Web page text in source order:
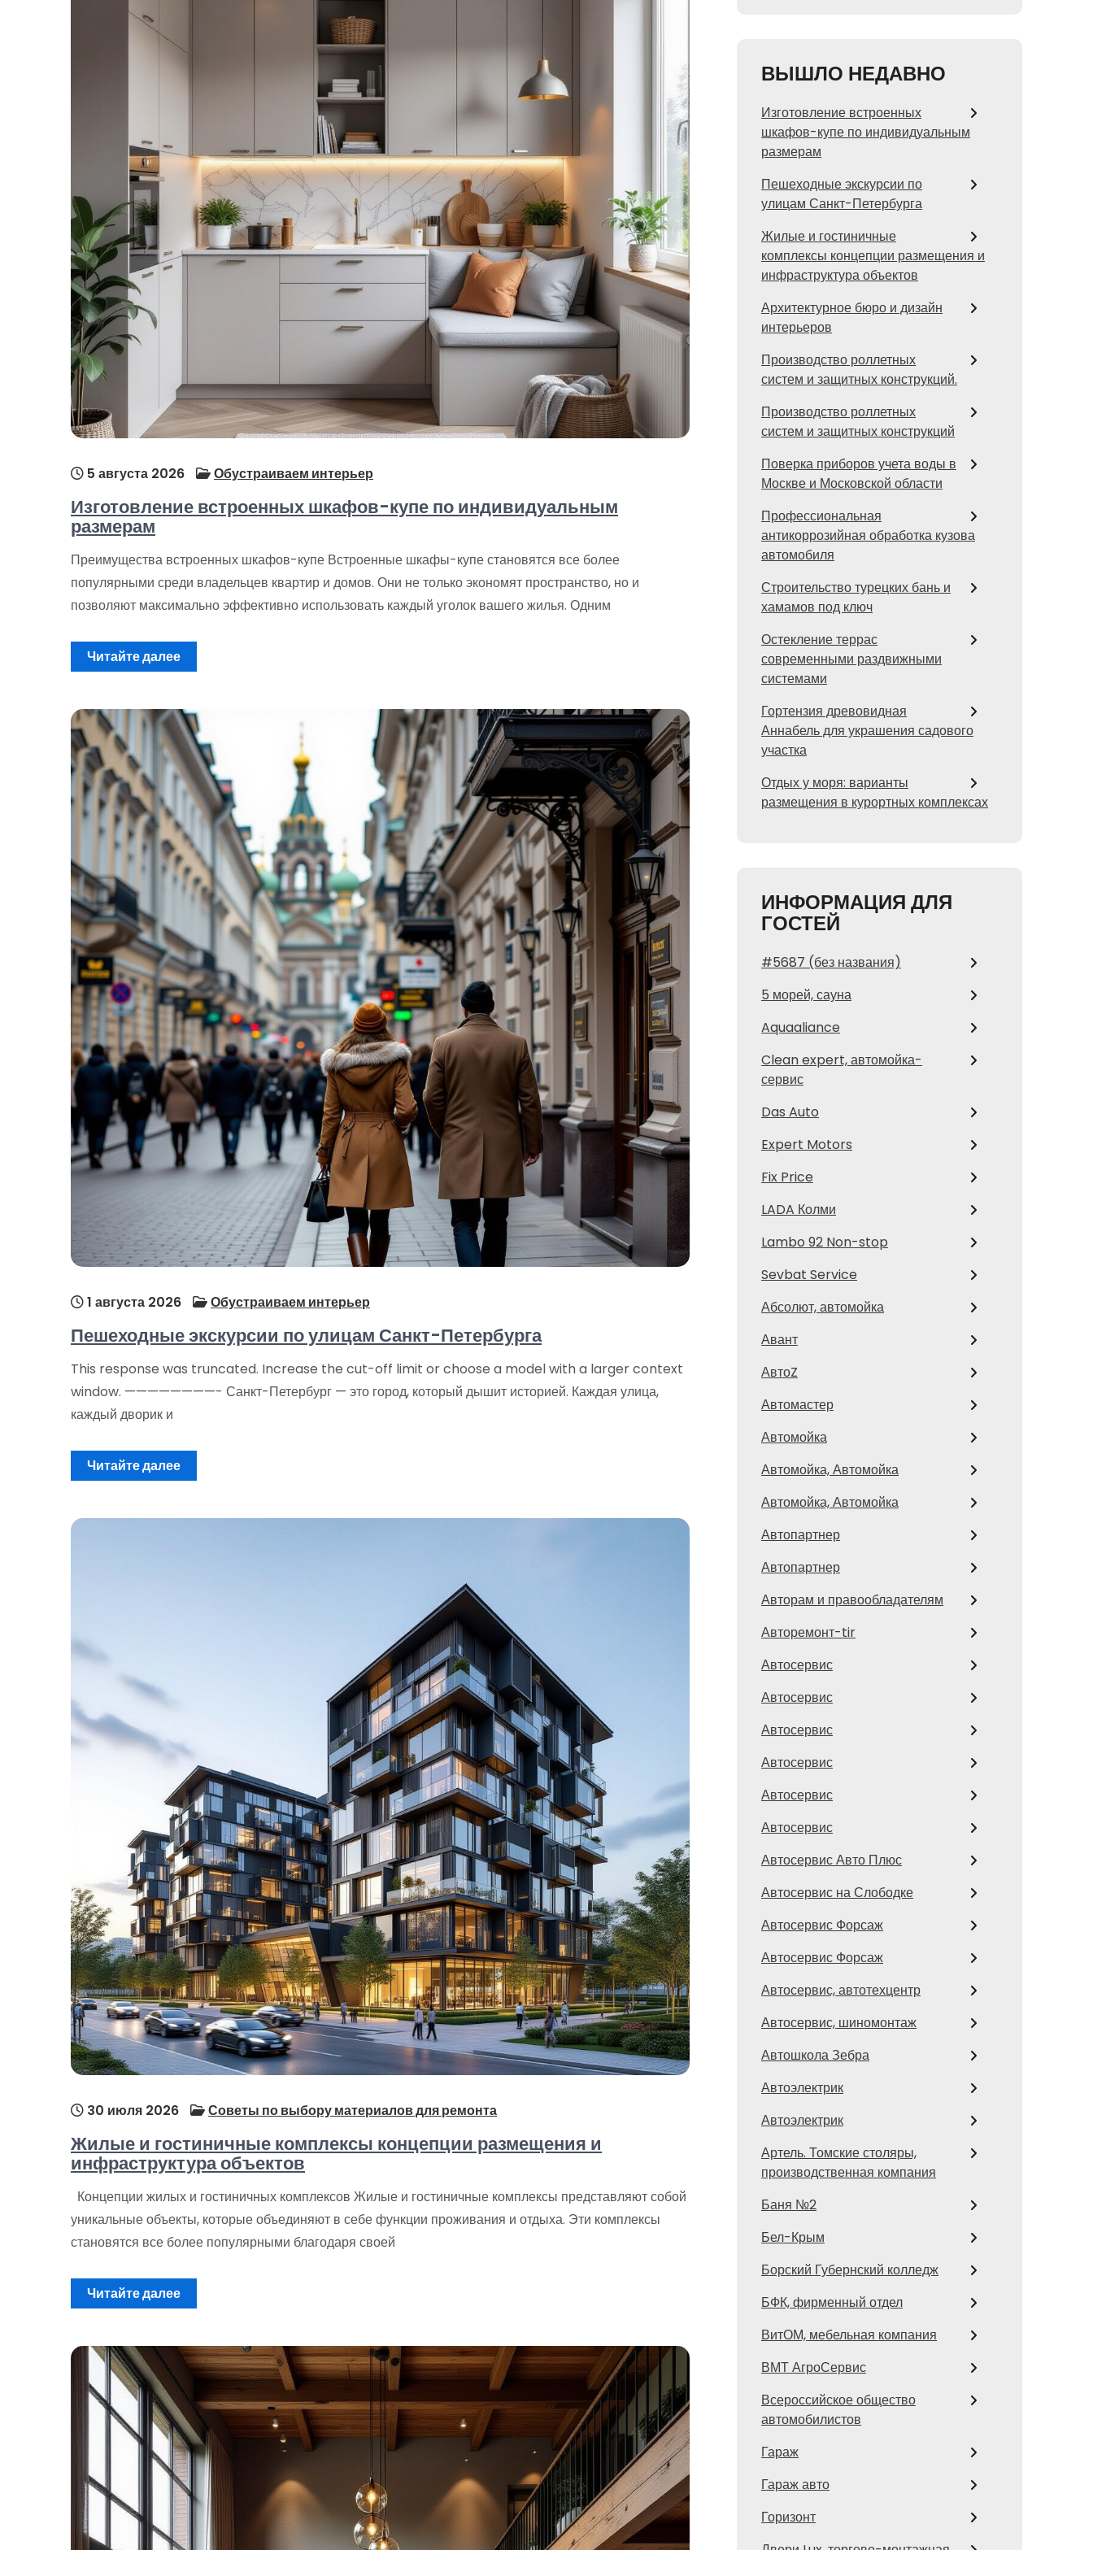
5 августа 2026 Обустраиваем интерьер
Изготовление встроенных шкафов-купе по индивидуальным
размерам
Преимущества встроенных шкафов-купе Встроенные шкафы-купе становятся все более
популярными среди владельцев квартир и домов. Они не только экономят пространство, но и
позволяют максимально эффективно использовать каждый уголок вашего жилья. Одним
Читайте далее
1 августа 2026 Обустраиваем интерьер
Пешеходные экскурсии по улицам Санкт-Петербурга
This response was truncated. Increase the cut-off limit or choose a model with a larger context
window. ————————- Санкт-Петербург — это город, который дышит историей. Каждая улица,
каждый дворик и
Читайте далее
30 июля 2026 Советы по выбору материалов для ремонта
Жилые и гостиничные комплексы концепции размещения и
инфраструктура объектов
Концепции жилых и гостиничных комплексов Жилые и гостиничные комплексы представляют собой
уникальные объекты, которые объединяют в себе функции проживания и отдыха. Эти комплексы
становятся все более популярными благодаря своей
Читайте далее
ВЫШЛО НЕДАВНО
Изготовление встроенных
шкафов-купе по индивидуальным
размерам
Пешеходные экскурсии по
улицам Санкт-Петербурга
Жилые и гостиничные
комплексы концепции размещения и
инфраструктура объектов
Архитектурное бюро и дизайн
интерьеров
Производство роллетных
систем и защитных конструкций.
Производство роллетных
систем и защитных конструкций
Поверка приборов учета воды в
Москве и Московской области
Профессиональная
антикоррозийная обработка кузова
автомобиля
Строительство турецких бань и
хамамов под ключ
Остекление террас
современными раздвижными
системами
Гортензия древовидная
Аннабель для украшения садового
участка
Отдых у моря: варианты
размещения в курортных комплексах
ИНФОРМАЦИЯ ДЛЯ
ГОСТЕЙ
#5687 (без названия)
5 морей, сауна
Aquaaliance
Clean expert, автомойка-
сервис
Das Auto
Expert Motors
Fix Price
LADA Колми
Lambo 92 Non-stop
Sevbat Service
Абсолют, автомойка
Авант
АвтоZ
Автомастер
Автомойка
Автомойка, Автомойка
Автомойка, Автомойка
Автопартнер
Автопартнер
Авторам и правообладателям
Авторемонт-tir
Автосервис
Автосервис
Автосервис
Автосервис
Автосервис
Автосервис
Автосервис Авто Плюс
Автосервис на Слободке
Автосервис Форсаж
Автосервис Форсаж
Автосервис, автотехцентр
Автосервис, шиномонтаж
Автошкола Зебра
Автоэлектрик
Автоэлектрик
Артель. Томские столяры,
производственная компания
Баня №2
Бел-Крым
Борский Губернский колледж
БФК, фирменный отдел
ВитОМ, мебельная компания
ВМТ АгроСервис
Всероссийское общество
автомобилистов
Гараж
Гараж авто
Горизонт